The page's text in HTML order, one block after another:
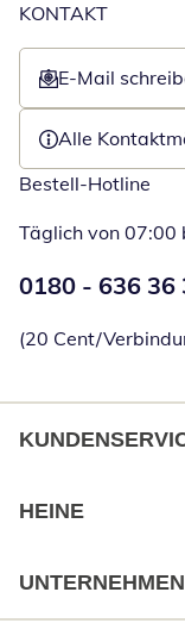
KONTAKT
E-Mail
Öffnet E-Mail-
Alle
Bestell-Hotline
Täglich von 07:00
0180 - 636 36
(20 Cent/
HEINE
UNTERNEHMEN